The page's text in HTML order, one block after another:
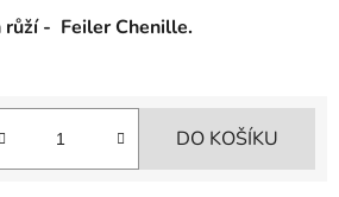
- Feiler Chenille.
DO KOŠÍKU